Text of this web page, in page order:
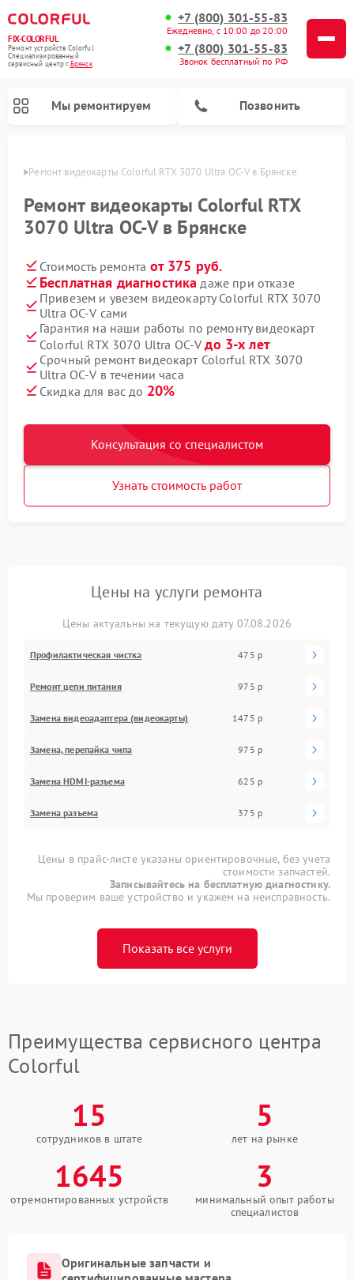
FIX-COLORFUL
Ремонт устройств Colorful
Специализированный
cервисный центр г.Брянск
+7 (800) 301-55-83
Ежедневно, с 10:00 до 20:00
+7 (800) 301-55-83
Звонок бесплатный по РФ
Мы ремонтируем Позвонить
Ремонт видеокарты Colorful RTX 3070 Ultra OC-V в Брянске
Ремонт видеокарты Colorful RTX
3070 Ultra OC-V в Брянске
Стоимость ремонта от 375 руб.
Бесплатная диагностика даже при отказе
Привезем и увезем видеокарту Colorful RTX 3070
Ultra OC-V сами
Гарантия на наши работы по ремонту видеокарт
Colorful RTX 3070 Ultra OC-Vдо 3-х лет
Срочный ремонт видеокарт Colorful RTX 3070
Ultra OC-V в течении часа
Скидка для вас до 20%
Консультация со специалистом
Узнать стоимость работ
Цены на услуги ремонта
Цены актуальны на текущую дату 07.08.2026
Профилактическая чистка 475 р
Ремонт цепи питания 975 р
Замена видеоадаптера (видеокарты) 1475 р
Замена, перепайка чипа 975 р
Замена HDMI-разъема 625 р
Замена разъема 375 р
Цены в прайс-листе указаны ориентировочные, без учета
стоимости запчастей.
Записывайтесь на бесплатную диагностику.
Мы проверим ваше устройство и укажем на неисправность.
Показать все услуги
Преимущества сервисного центра
Colorful
15
сотрудников в штате
5
лет на рынке
1645
отремонтированных устройств
3
минимальный опыт работы
специалистов
Оригинальные запчасти и